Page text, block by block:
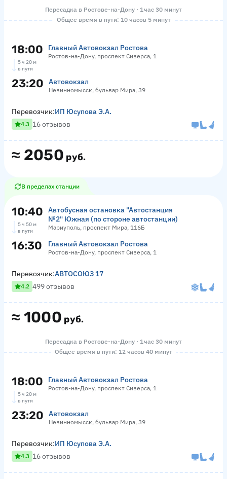
Пересадка в Ростове-на-Дону · 1 час 30 минут
Общее время в пути: 10 часов 5 минут
18:00 Главный Автовокзал Ростова
Ростов-на-Дону, проспект Сиверса, 1
5 ч 20 м
в пути
23:20 Автовокзал
Невинномысск, бульвар Мира, 39
≈ 2050 руб.
Перевозчик:ИП Юсупова Э.А.
4.3 16 отзывов
В пределах станции
10:40
Автобусная остановка "Автостанция
№2" Южная (по стороне автостанции)
Мариуполь, проспект Мира, 116Б
5 ч 50 м
в пути
16:30 Главный Автовокзал Ростова
Ростов-на-Дону, проспект Сиверса, 1
≈ 1000 руб.
Перевозчик:АВТОСОЮЗ 17
4.2 499 отзывов
Пересадка в Ростове-на-Дону · 1 час 30 минут
Общее время в пути: 12 часов 40 минут
18:00 Главный Автовокзал Ростова
Ростов-на-Дону, проспект Сиверса, 1
5 ч 20 м
в пути
23:20 Автовокзал
Невинномысск, бульвар Мира, 39
Перевозчик:ИП Юсупова Э.А.
4.3 16 отзывов